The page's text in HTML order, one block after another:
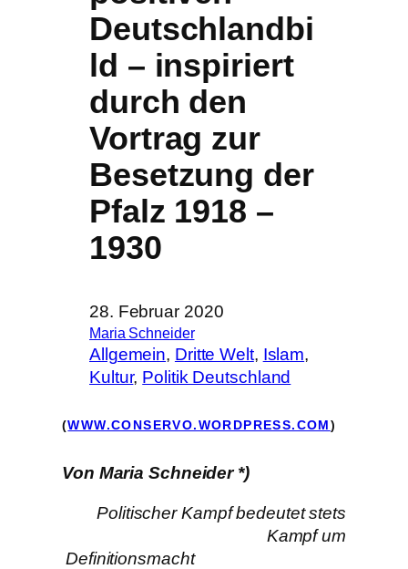
Deutschlandbi
ld – inspiriert
durch den
Vortrag zur
Besetzung der
Pfalz 1918 –
1930
28. Februar 2020
Maria Schneider
Allgemein, Dritte Welt, Islam
Kultur, Politik Deutschland
(WWW.CONSERVO.WORDPRESS.COM)
Von Maria Schneider *)
Politischer Kampf bedeutet stets
Kampf um
Definitionsmacht